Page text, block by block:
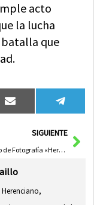
acto
la lucha
batalla que
Compartir
en
Email
en
SIGUIENTE
El III Concurso de Fotografía «Herencia construyendo Igualdad» abre sus puertas a la participación